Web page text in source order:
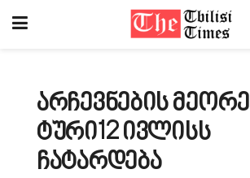
არჩევნების მეორე
ტური12 ივლისს
ჩატარდება